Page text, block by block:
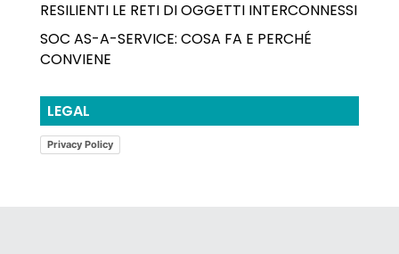
RESILIENTI LE RETI DI OGGETTI INTERCONNESSI
SOC AS-A-SERVICE: COSA FA E PERCHÉ
CONVIENE
LEGAL
Privacy Policy